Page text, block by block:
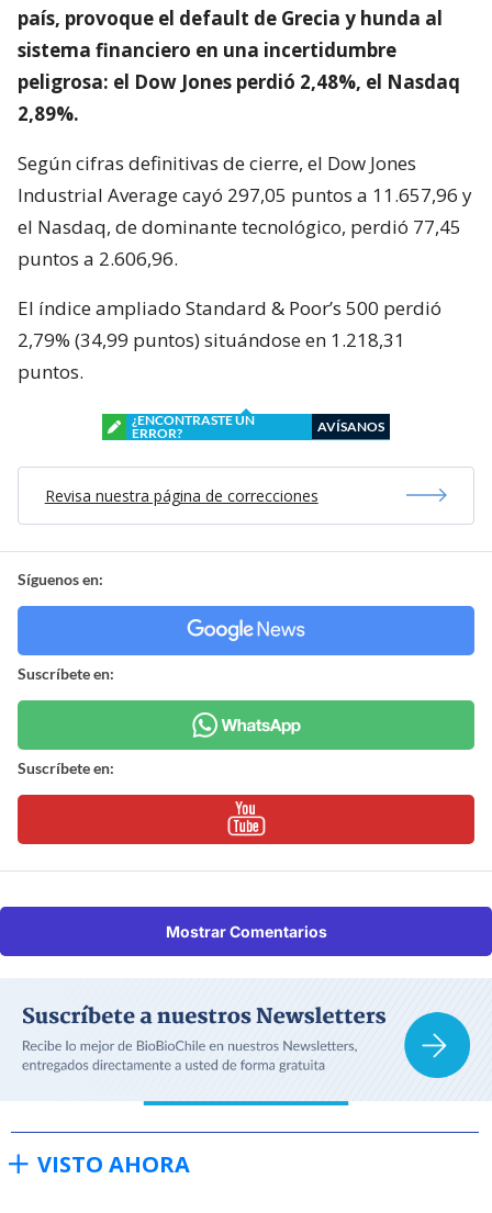
país, provoque el default de Grecia y hunda al
sistema financiero en una incertidumbre
peligrosa: el Dow Jones perdió 2,48%, el Nasdaq
2,89%.
Según cifras definitivas de cierre, el Dow Jones
Industrial Average cayó 297,05 puntos a 11.657,96 y
el Nasdaq, de dominante tecnológico, perdió 77,45
puntos a 2.606,96.
El índice ampliado Standard & Poor’s 500 perdió
2,79% (34,99 puntos) situándose en 1.218,31
puntos.
¿ENCONTRASTE UN
ERROR?
AVÍSANOS
Revisa nuestra página de correcciones
Síguenos en:
Suscríbete en:
Suscríbete en:
Mostrar Comentarios
VISTO AHORA